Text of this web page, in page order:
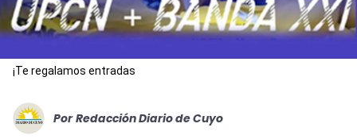
¡Te regalamos entradas
Por Redacción Diario de Cuyo